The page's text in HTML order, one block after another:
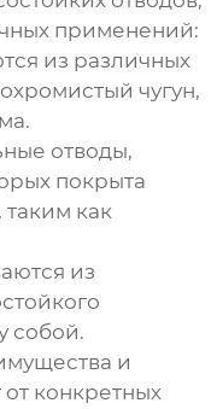
применений:
из различных
чугун,
отводы,
покрыта
как
из
собой.
и
конкретных